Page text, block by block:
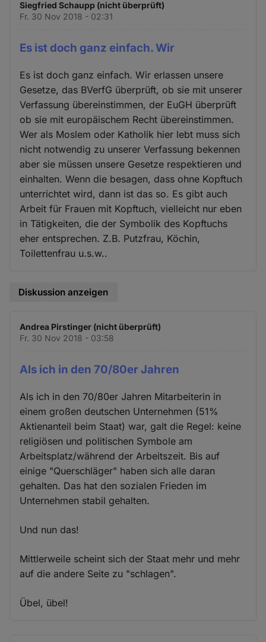
Siegfried Schaupp (nicht überprüft)
Fr. 30 Nov 2018 - 02:31
Es ist doch ganz einfach. Wir
Es ist doch ganz einfach. Wir erlassen unsere
Gesetze, das BVerfG überprüft, ob sie mit unserer
Verfassung übereinstimmen, der EuGH überprüft
ob sie mit europäischem Recht übereinstimmen.
Wer als Moslem oder Katholik hier lebt muss sich
nicht notwendig zu unserer Verfassung bekennen
aber sie müssen unsere Gesetze respektieren und
einhalten. Wenn die besagen, dass ohne Kopftuch
unterrichtet wird, dann ist das so. Es gibt auch
Arbeit für Frauen mit Kopftuch, vielleicht nur eben
in Tätigkeiten, die der Symbolik des Kopftuchs
eher entsprechen. Z.B. Putzfrau, Köchin,
Toilettenfrau u.s.w..
Diskussion anzeigen
Andrea Pirstinger (nicht überprüft)
Fr. 30 Nov 2018 - 03:58
Als ich in den 70/80er Jahren
Als ich in den 70/80er Jahren Mitarbeiterin in
einem großen deutschen Unternehmen (51%
Aktienanteil beim Staat) war, galt die Regel: keine
religiösen und politischen Symbole am
Arbeitsplatz/während der Arbeitszeit. Bis auf
einige "Querschläger" haben sich alle daran
gehalten. Das hat den sozialen Frieden im
Unternehmen stabil gehalten.
Und nun das!
Mittlerweile scheint sich der Staat mehr und mehr
auf die andere Seite zu "schlagen".
Übel, übel!